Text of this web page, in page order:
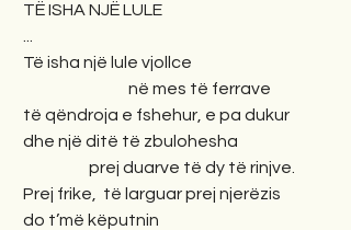
TË ISHA NJË LULE
Të isha një lule vjollce
në mes të ferrave
të qëndroja e fshehur, e pa dukur
dhe një ditë të zbulohesha
prej duarve të dy të rinjve.
Prej frike,  të larguar prej njerëzis
do t’më këputnin